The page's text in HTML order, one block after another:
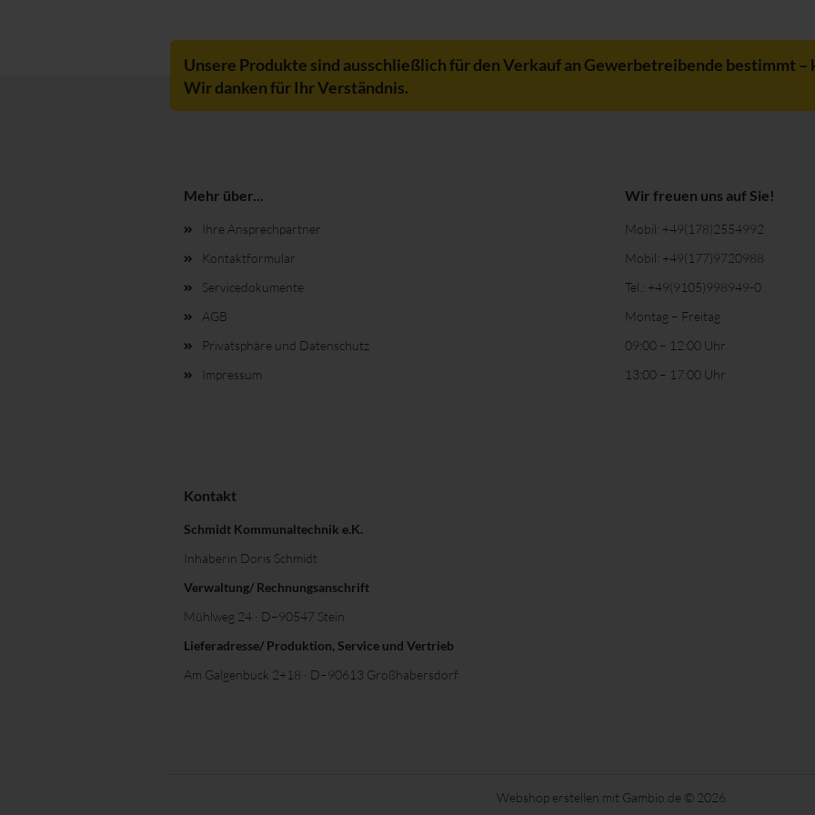
Unsere Produkte sind ausschließlich für den Verkauf an Gewerbetreibende bestimmt –
Wir danken für Ihr Verständnis.
Mehr über...
Ihre Ansprechpartner
Kontaktformular
Servicedokumente
AGB
Privatsphäre und Datenschutz
Impressum
Wir freuen uns auf Sie!
Mobil: +49(178)2554992
Mobil: +49(177)9720988
Tel.: +49(9105)998949-0
Montag – Freitag
09:00 – 12:00 Uhr
13:00 – 17:00 Uhr
Kontakt
Schmidt Kommunaltechnik e.K.
Inhaberin Doris Schmidt
Verwaltung/ Rechnungsanschrift
Mühlweg 24 · D–90547 Stein
Lieferadresse/ Produktion, Service und Vertrieb
Am Galgenbuck 2+18 · D–90613 Großhabersdorf
Webshop erstellen mit Gambio.de © 2026